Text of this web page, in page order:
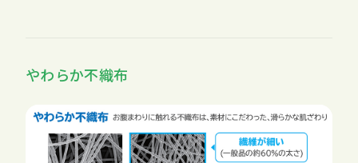
やわらか不織布